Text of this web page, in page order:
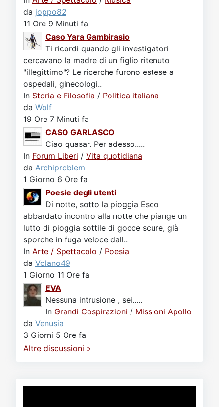
da joppo82
11 Ore 9 Minuti fa
Caso Yara Gambirasio
Ti ricordi quando gli investigatori
cercavano la madre di un figlio ritenuto
"illegittimo"? Le ricerche furono estese a
ospedali, ginecologi..
In Storia e Filosofia / Politica italiana
da Wolf
19 Ore 7 Minuti fa
CASO GARLASCO
Ciao quasar. Per adesso.....
In Forum Liberi / Vita quotidiana
da Archiproblem
1 Giorno 6 Ore fa
Poesie degli utenti
Di notte, sotto la pioggia Esco
abbardato incontro alla notte che piange un
lutto di pioggia sottile di gocce scure, già
sporche in fuga veloce dall..
In Arte / Spettacolo / Poesia
da Volano49
1 Giorno 11 Ore fa
EVA
Nessuna intrusione , sei.....
In Grandi Cospirazioni / Missioni Apollo
da Venusia
3 Giorni 5 Ore fa
Altre discussioni »